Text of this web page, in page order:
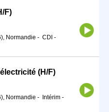
F)
Normandie - CDI -
(H/F)
Normandie - Intérim -